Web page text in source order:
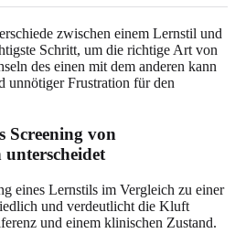
zwischen einem Lernstil und
Schritt, um die richtige Art von
des einen mit dem anderen kann
unnötiger Frustration für den
Screening von
eines Lernstils im Vergleich zu einer
und verdeutlicht die Kluft
und einem klinischen Zustand.